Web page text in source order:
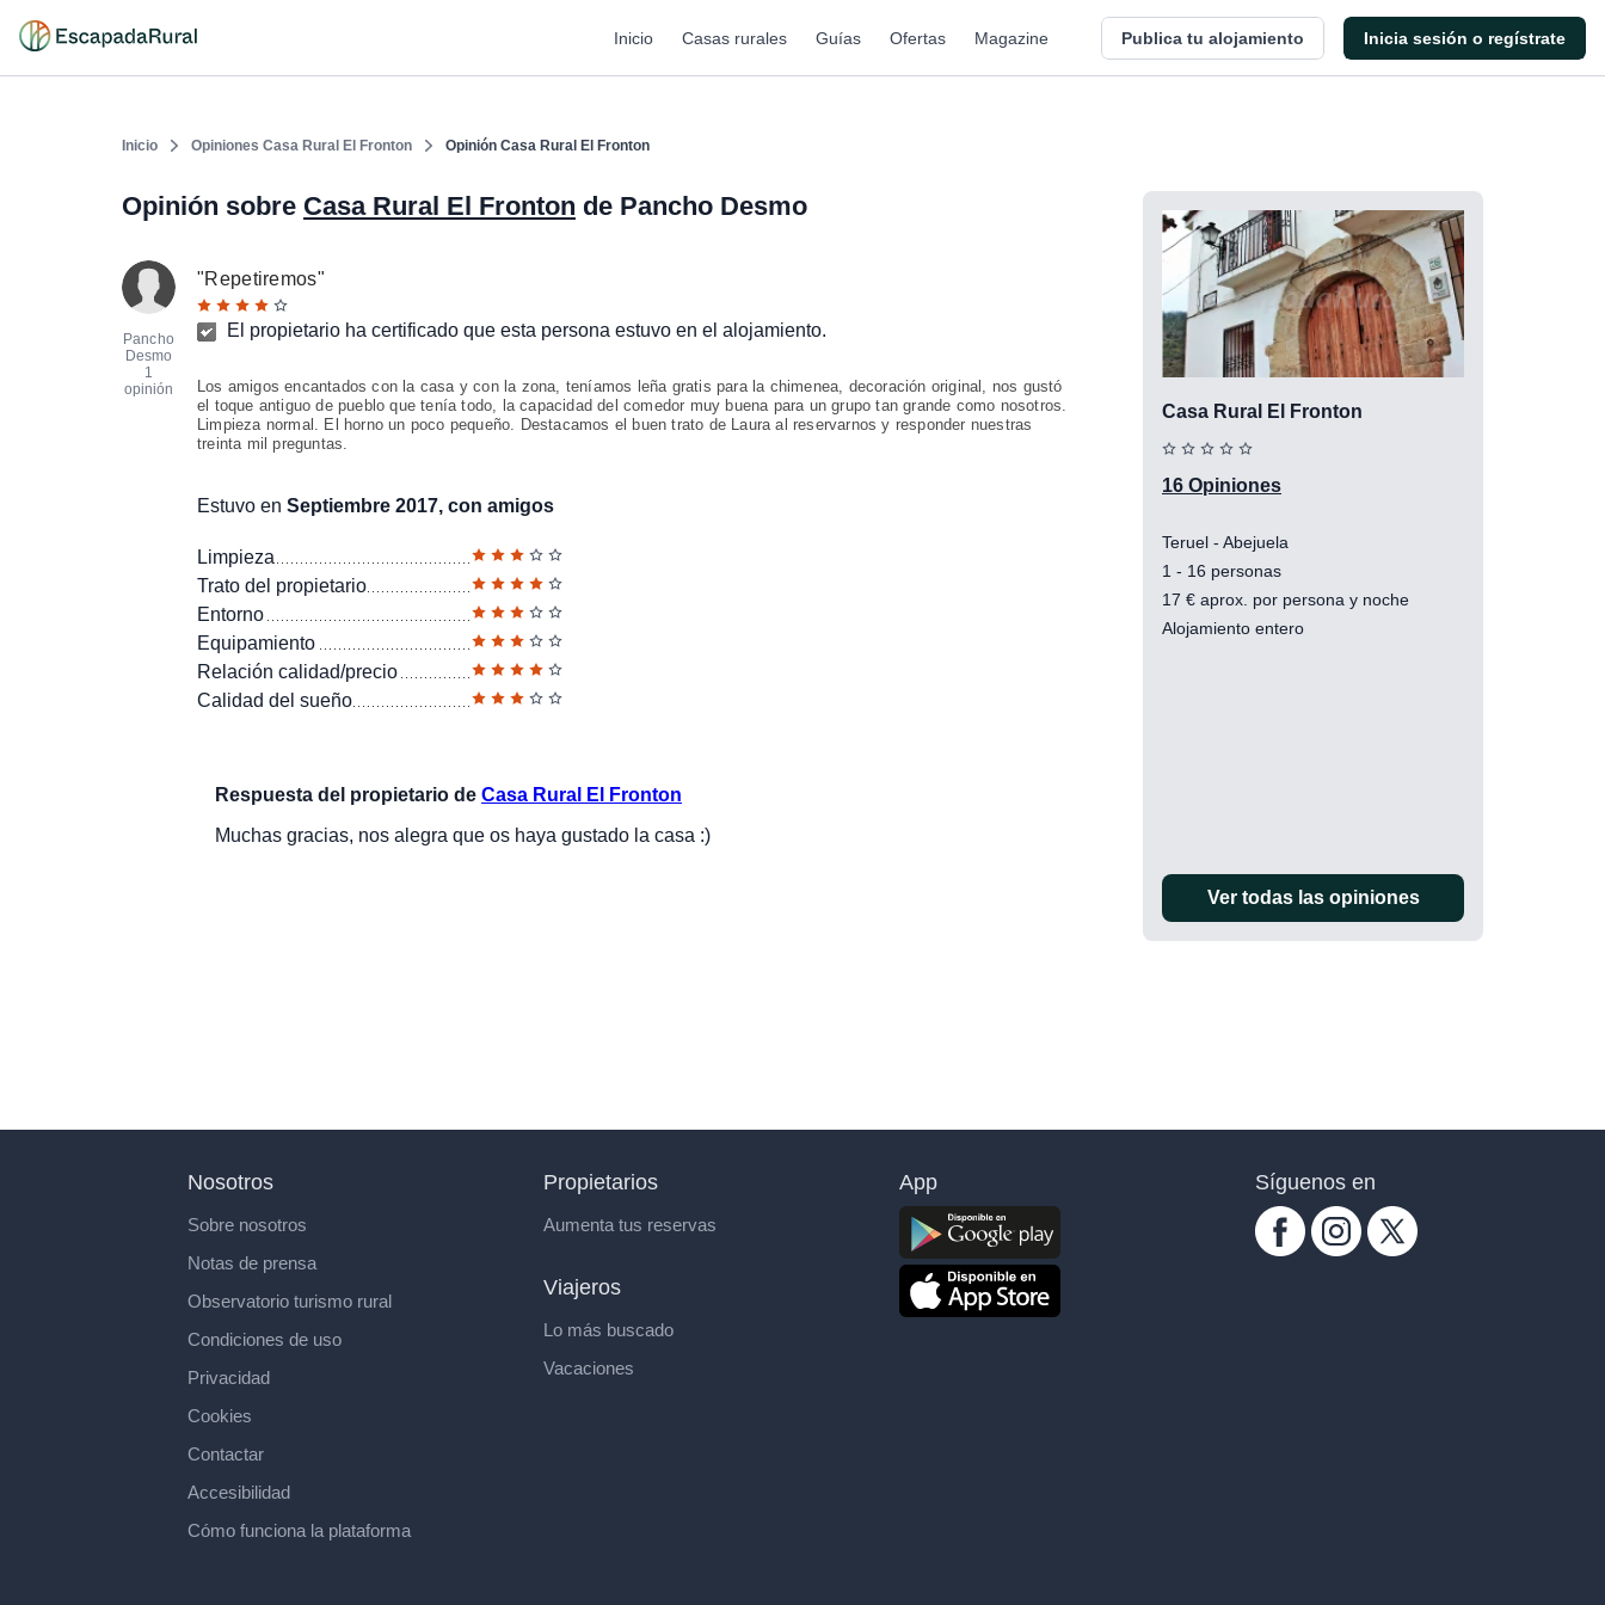
Inicio Casas rurales Guías Ofertas Magazine Publica tu alojamiento Inicia sesión o regístrate
Inicio Opiniones Casa Rural El Fronton Opinión Casa Rural El Fronton
Opinión sobre Casa Rural El Fronton de Pancho Desmo
Pancho
Desmo
1
opinión
"Repetiremos"
El propietario ha certificado que esta persona estuvo en el alojamiento.
Los amigos encantados con la casa y con la zona, teníamos leña gratis para la chimenea, decoración original, nos gustó
el toque antiguo de pueblo que tenía todo, la capacidad del comedor muy buena para un grupo tan grande como nosotros.
Limpieza normal. El horno un poco pequeño. Destacamos el buen trato de Laura al reservarnos y responder nuestras
treinta mil preguntas.
Estuvo en Septiembre 2017, con amigos
Limpieza
Trato del propietario
Entorno
Equipamiento
Relación calidad/precio
Calidad del sueño
Respuesta del propietario de Casa Rural El Fronton
Muchas gracias, nos alegra que os haya gustado la casa :)
Casa Rural El Fronton
16 Opiniones
Teruel - Abejuela
1 - 16 personas
17 € aprox. por persona y noche
Alojamiento entero
Ver todas las opiniones
Nosotros
Sobre nosotros
Notas de prensa
Observatorio turismo rural
Condiciones de uso
Privacidad
Cookies
Contactar
Accesibilidad
Cómo funciona la plataforma
Propietarios
Aumenta tus reservas
Viajeros
Lo más buscado
Vacaciones
App Síguenos en